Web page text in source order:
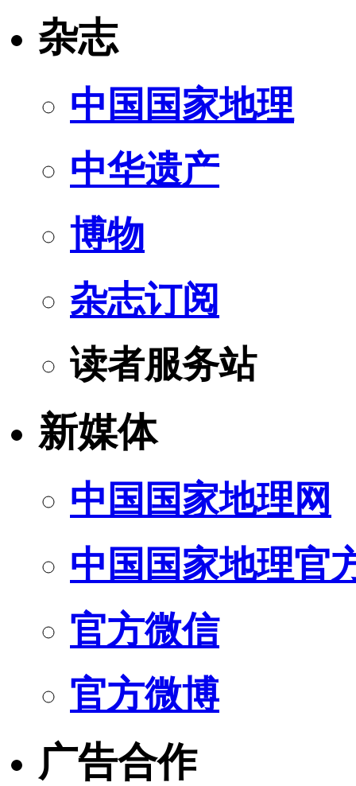
杂志
中国国家地理
中华遗产
博物
杂志订阅
读者服务站
新媒体
中国国家地理网
中国国家地理官
官方微信
官方微博
广告合作